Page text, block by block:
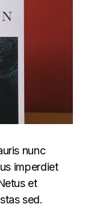
nunc
imperdiet
et
sed.